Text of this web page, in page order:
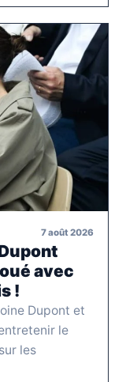
7 août 2026
avec
!
Dupont et
le
les